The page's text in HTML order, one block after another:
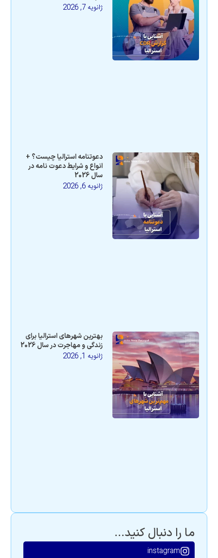
ژانویه 7, 2026
دعوتنامه استرالیا چیست؟ +
انواع و شرایط دعوت نامه در
سال 2026
ژانویه 6, 2026
بهترین شهرهای استرالیا برای
زندگی و مهاجرت در سال 2026
ژانویه 1, 2026
ما را دنبال کنید...
instagram